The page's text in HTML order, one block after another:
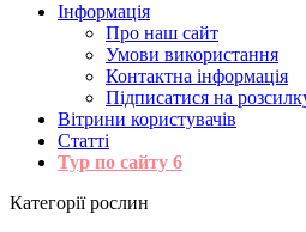
Інформація
Про наш сайт
Умови використання
Контактна інформація
Підписатися на
Вітрини користувачів
Статті
Тур по сайту 6
Категорії рослин